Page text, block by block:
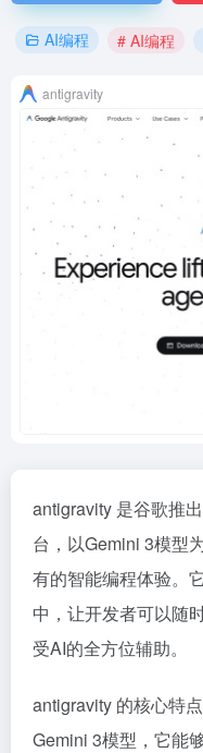
AI编程 # AI编程
antigravity
antigravity 是谷歌推
台，以Gemini 3模型
有的智能编程体验。
中，让开发者可以随
受AI的全方位辅助。
antigravity 的核心特
Gemini 3模型，它能